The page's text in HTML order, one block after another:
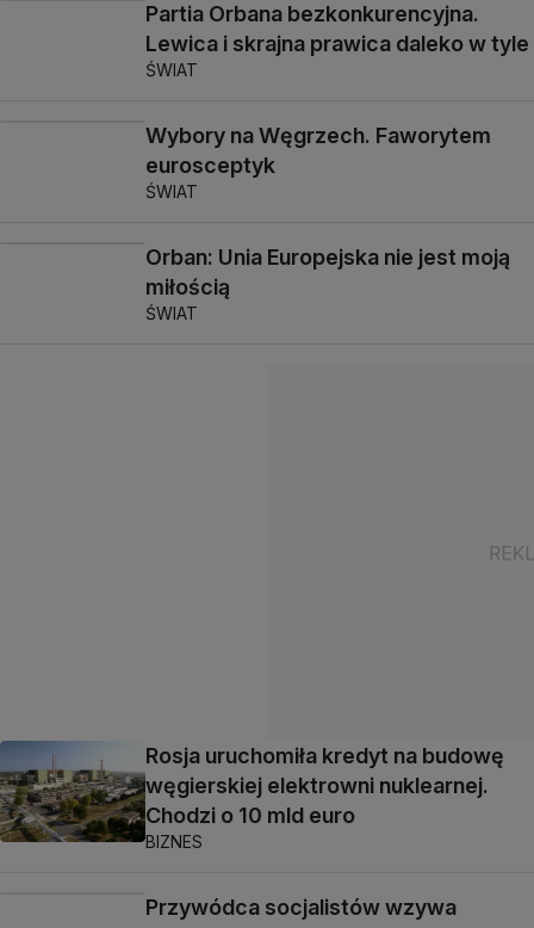
Partia Orbana bezkonkurencyjna.
Lewica i skrajna prawica daleko w tyle
ŚWIAT
Wybory na Węgrzech. Faworytem
eurosceptyk
ŚWIAT
Orban: Unia Europejska nie jest moją
miłością
ŚWIAT
Rosja uruchomiła kredyt na budowę
węgierskiej elektrowni nuklearnej.
Chodzi o 10 mld euro
BIZNES
Przywódca socjalistów wzywa